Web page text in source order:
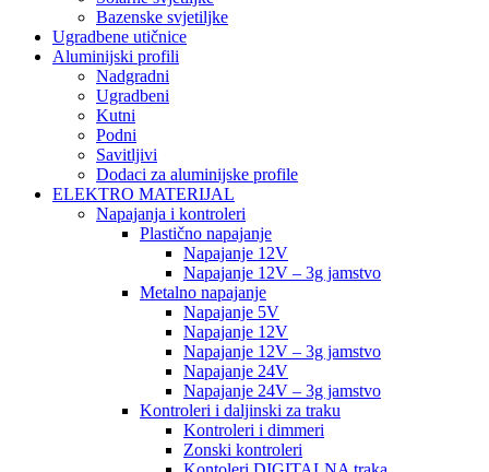
Bazenske svjetiljke
Ugradbene utičnice
Aluminijski profili
Nadgradni
Ugradbeni
Kutni
Podni
Savitljivi
Dodaci za aluminijske profile
ELEKTRO MATERIJAL
Napajanja i kontroleri
Plastično napajanje
Napajanje 12V
Napajanje 12V – 3g jamstvo
Metalno napajanje
Napajanje 5V
Napajanje 12V
Napajanje 12V – 3g jamstvo
Napajanje 24V
Napajanje 24V – 3g jamstvo
Kontroleri i daljinski za traku
Kontroleri i dimmeri
Zonski kontroleri